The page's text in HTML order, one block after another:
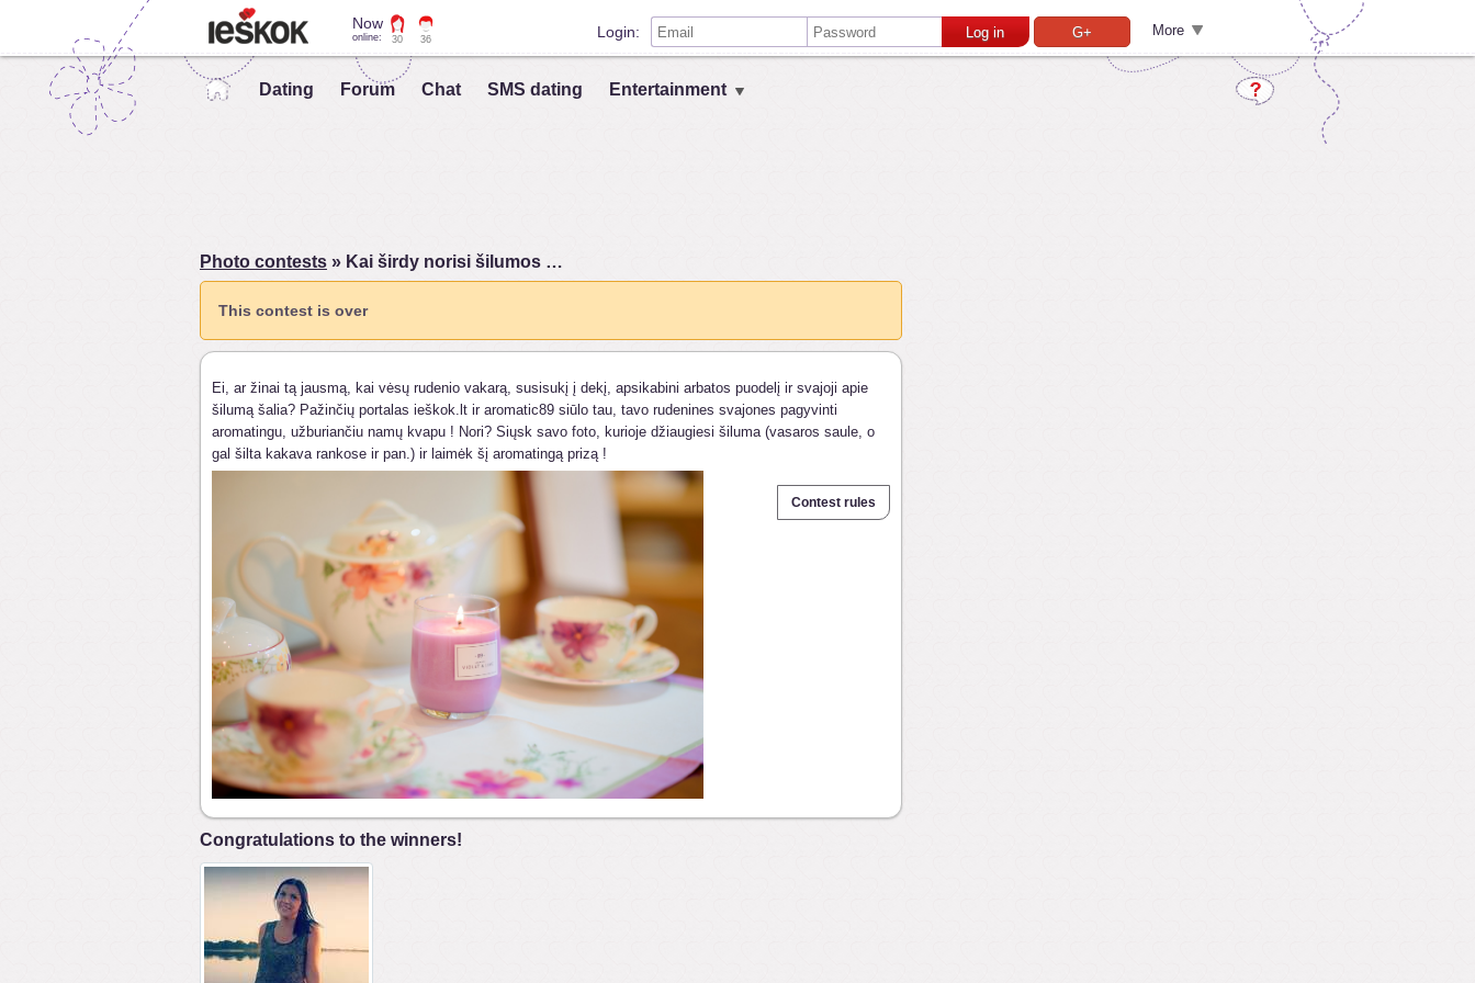
Now
online: 30 36 Login: Log in G+
Remember me on this computer
More
Dating Forum Chat SMS dating Entertainment
Photo contests » Kai širdy norisi šilumos …
This contest is over
Ei, ar žinai tą jausmą, kai vėsų rudenio vakarą, susisukį į dekį, apsikabini arbatos puodelį ir svajoji apie
šilumą šalia? Pažinčių portalas ieškok.lt ir aromatic89 siūlo tau, tavo rudenines svajones pagyvinti
aromatingu, užburiančiu namų kvapu ! Nori? Siųsk savo foto, kurioje džiaugiesi šiluma (vasaros saule, o
gal šilta kakava rankose ir pan.) ir laimėk šį aromatingą prizą !
Contest rules
Congratulations to the winners!